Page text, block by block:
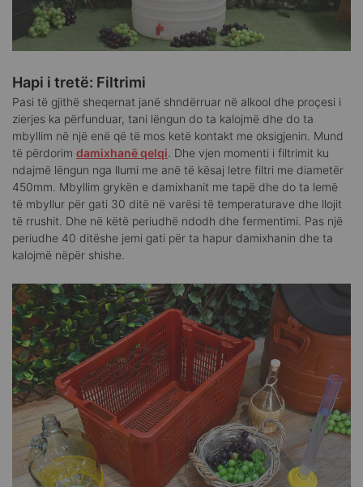
Hapi i tretë: Filtrimi
Pasi të gjithë sheqernat janë shndërruar në alkool dhe proçesi i
zierjes ka përfunduar, tani lëngun do ta kalojmë dhe do ta
mbyllim në një enë që të mos ketë kontakt me oksigjenin. Mund
të përdorimdamixhanë qelqi. Dhe vjen momenti i filtrimit ku
ndajmë lëngun nga llumi me anë të kësaj letre filtri me diametër
450mm. Mbyllim grykën e damixhanit me tapë dhe do ta lemë
të mbyllur për gati 30 ditë në varësi të temperaturave dhe llojit
të rrushit. Dhe në këtë periudhë ndodh dhe fermentimi. Pas një
periudhe 40 ditëshe jemi gati për ta hapur damixhanin dhe ta
kalojmë nëpër shishe.